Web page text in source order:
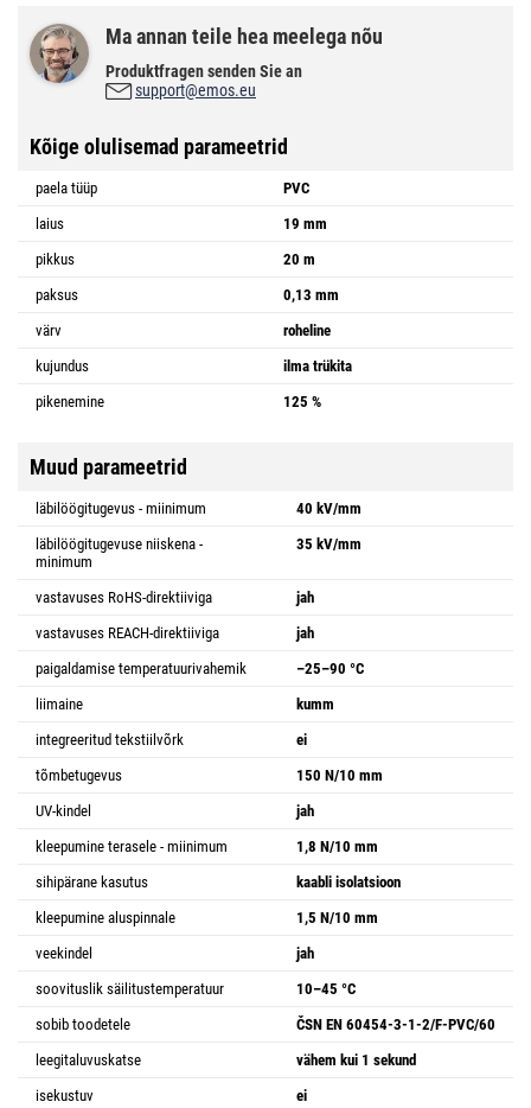
Ma annan teile hea meelega nõu
Produktfragen senden Sie an
support@emos.eu
Kõige olulisemad parameetrid
paela tüüp
PVC
laius
19 mm
pikkus
20 m
paksus
0,13 mm
värv
roheline
kujundus
ilma trükita
pikenemine
125 %
Muud parameetrid
läbilöögitugevus - miinimum
40 kV/mm
läbilöögitugevuse niiskena -
minimum
35 kV/mm
vastavuses RoHS-direktiiviga
jah
vastavuses REACH-direktiiviga
jah
paigaldamise temperatuurivahemik
–25–90 °C
liimaine
kumm
integreeritud tekstiilvõrk
ei
tõmbetugevus
150 N/10 mm
UV-kindel
jah
kleepumine terasele - miinimum
1,8 N/10 mm
sihipärane kasutus
kaabli isolatsioon
kleepumine aluspinnale
1,5 N/10 mm
veekindel
jah
soovituslik säilitustemperatuur
10–45 °C
sobib toodetele
ČSN EN 60454-3-1-2/F-PVC/60
leegitaluvuskatse
vähem kui 1 sekund
isekustuv
ei